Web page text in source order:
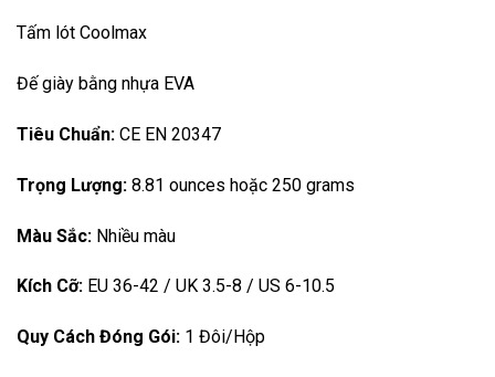
Tấm lót Coolmax
Đế giày bằng nhựa EVA
Tiêu Chuẩn: CE EN 20347
Trọng Lượng: 8.81 ounces hoặc 250 grams
Màu Sắc: Nhiều màu
Kích Cỡ: EU 36-42 / UK 3.5-8 / US 6-10.5
Quy Cách Đóng Gói: 1 Đôi/Hộp